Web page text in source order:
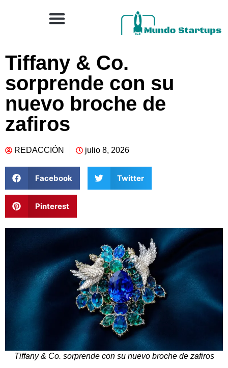
Tiffany & Co.
sorprende con su
nuevo broche de
zafiros
REDACCIÓN julio 8, 2026
Facebook Twitter
Pinterest
Tiffany & Co. sorprende con su nuevo broche de zafiros